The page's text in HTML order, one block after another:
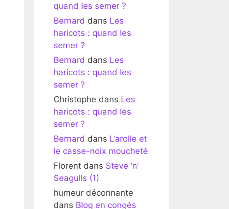
quand les semer ?
Bernard dans Les
haricots : quand les
semer ?
Bernard dans Les
haricots : quand les
semer ?
Christophe dans Les
haricots : quand les
semer ?
Bernard dans L’arolle et
le casse-noix moucheté
Florent dans Steve ‘n’
Seagulls (1)
humeur déconnante
dans Blog en congés